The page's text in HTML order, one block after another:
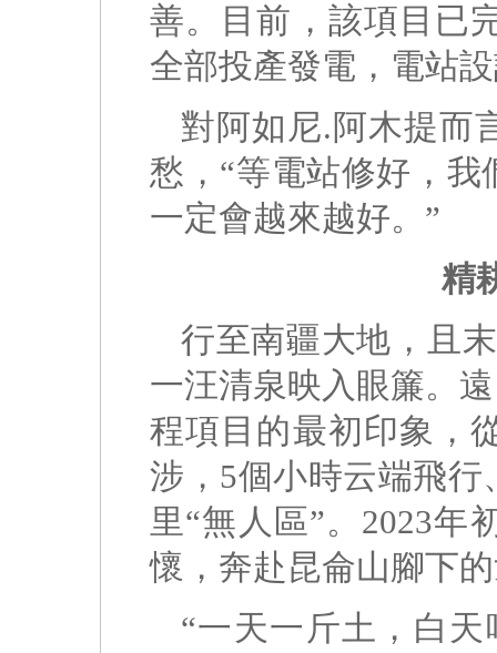
善。目前，該項目已
全部投產發電，電站
對阿如尼.阿木提而
愁，“等電站修好，
一定會越來越好。”
精
行至南疆大地，且
一汪清泉映入眼簾。
程項目的最初印象，
涉，5個小時云端飛行
里“無人區”。2023年
懷，奔赴昆侖山腳下
“一天一斤土，白